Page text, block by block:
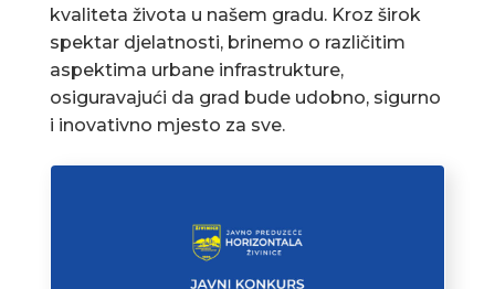
kvaliteta života u našem gradu. Kroz širok
spektar djelatnosti, brinemo o različitim
aspektima urbane infrastrukture,
osiguravajući da grad bude udobno, sigurno
i inovativno mjesto za sve.